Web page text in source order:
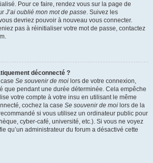
Pour ce faire, rendez vous sur la page de
J’ai oublié mon mot de passe. Suivez les
devriez pouvoir à nouveau vous connecter.
pas à réinitialiser votre mot de passe, contactez
déconnecté ?
Se souvenir de moi lors de votre connexion,
que pendant une durée déterminée. Cela empêche
votre compte à votre insu en utilisant le même
cochez la case Se souvenir de moi lors de la
si vous utilisez un ordinateur public pour
cyber-café, université, etc.). Si vous ne voyez
qu’un administrateur du forum a désactivé cette